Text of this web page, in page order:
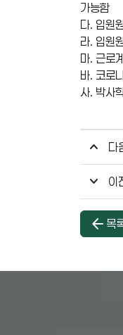
가능함
다. 입원
라. 입원
마. 근로
바. 코로
사. 박사
다
이
arrow_back 목